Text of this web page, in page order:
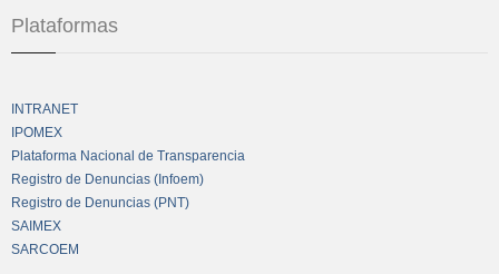
Plataformas
INTRANET
IPOMEX
Plataforma Nacional de Transparencia
Registro de Denuncias (Infoem)
Registro de Denuncias (PNT)
SAIMEX
SARCOEM